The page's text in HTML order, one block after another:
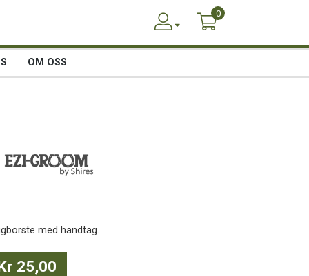
0
OM OSS
med handtag.
25,00